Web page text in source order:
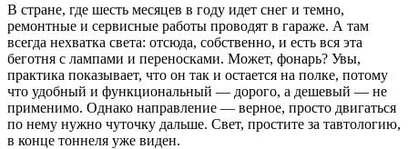
В стране, где шесть месяцев в году идет снег и темно,
ремонтные и сервисные работы проводят в гараже. А там
всегда нехватка света: отсюда, собственно, и есть вся эта
беготня с лампами и переносками. Может, фонарь? Увы,
практика показывает, что он так и остается на полке, потому
что удобный и функциональный — дорого, а дешевый — не
применимо. Однако направление — верное, просто двигаться
по нему нужно чуточку дальше. Свет, простите за тавтологию,
в конце тоннеля уже виден.